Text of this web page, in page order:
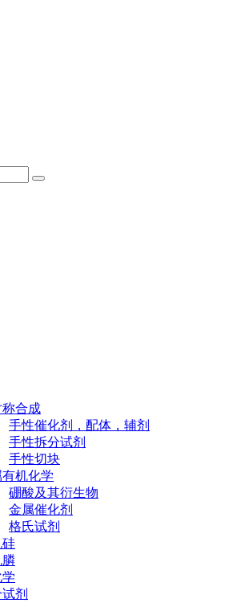
合成
手性催化剂，配体，辅剂
手性拆分试剂
手性切块
机化学
硼酸及其衍生物
金属催化剂
格氏试剂
硅
膦
剂